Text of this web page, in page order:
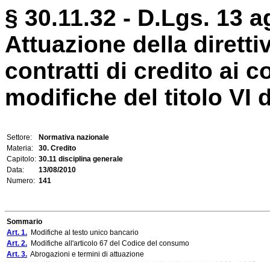
§ 30.11.32 - D.Lgs. 13
Attuazione della
contratti di credito ai
modifiche del titolo VI
Settore:
Normativa nazionale
Materia:
30. Credito
Capitolo: 30.11 disciplina generale
Data:
13/08/2010
Numero: 141
Sommario
Art. 1. Modifiche al testo unico bancario
Art. 2. Modifiche all'articolo 67 del Codice del consumo
Art. 3. Abrogazioni e termini di attuazione